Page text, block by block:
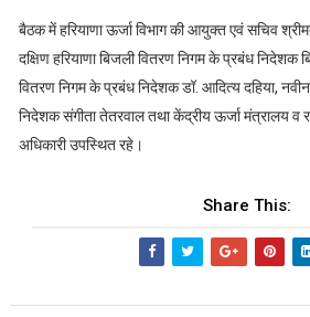
बैठक में हरियाणा ऊर्जा विभाग की आयुक्त एवं सचिव
दक्षिण हरियाणा बिजली वितरण निगम के प्रबंध निदेशक
वितरण निगम के प्रबंध निदेशक डॉ. आदित्य दहिया,
निदेशक संगीता तेतरवाल तथा केंद्रीय ऊर्जा मंत्रालय व
अधिकारी उपस्थित रहे।
Share This: